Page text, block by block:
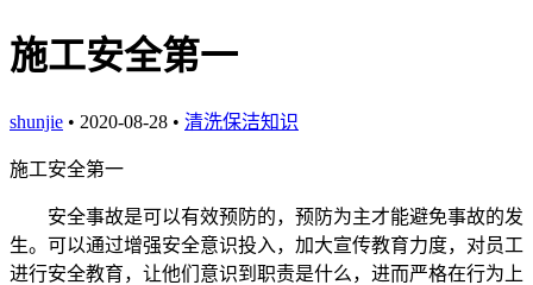
施工安全第一
shunjie • 2020-08-28 • 清洗保洁知识
施工安全第一
安全事故是可以有效预防的，预防为主才能避免事故的发
生。可以通过增强安全意识投入，加大宣传教育力度，对员工
进行安全教育，让他们意识到职责是什么，进而严格在行为上